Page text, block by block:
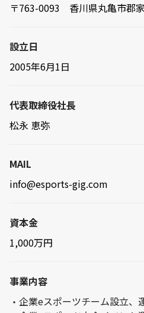
〒763-0093 香川県丸亀市郡
設立日
2005年6月1日
代表取締役社長
松永 恵弥
MAIL
info@esports-gig.com
資本金
1,000万円
事業内容
企業eスポーツチーム設立、